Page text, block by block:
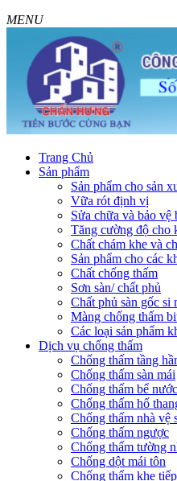
MENU
Trang Chủ
Sản phẩm
Sản phẩm cho sản
Vữa rót định vị
Sửa chữa và bảo vệ
Tăng cường độ cho
Chất chám khe và
Sản phẩm cho các
Chất chống thấm
Sơn sàn/ chất phủ
Chất phủ sàn gốc si
Màng chống thấm
Các loại sản phẩm
Dịch vụ chống thấm
Chống thấm tầng
Chống thấm sàn mái
Chống thấm bể nước
Chống thấm hố
Chống thấm nhà vệ
Chống thấm ngược
Chống thấm tường
Chống dột mái tôn
Chống thấm khe